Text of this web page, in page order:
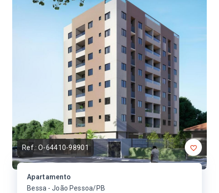
Ref.:O-64410-98901
Apartamento
Bessa - João Pessoa/PB